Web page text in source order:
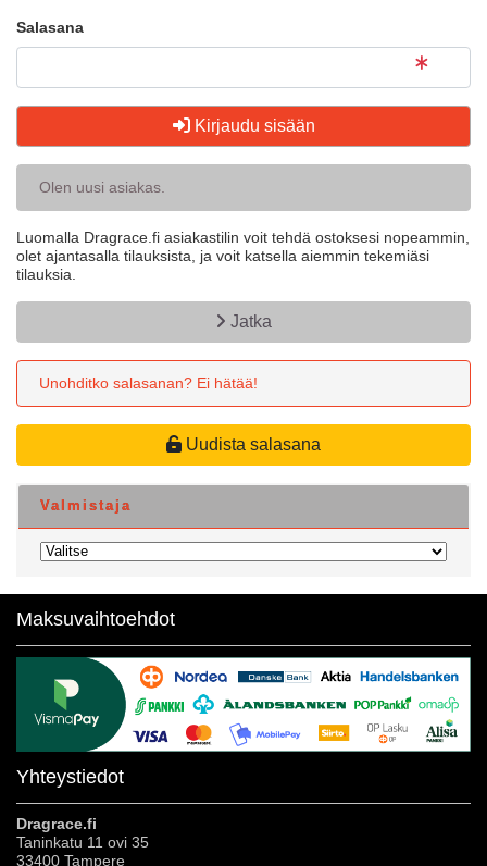
Salasana
Kirjaudu sisään
Olen uusi asiakas.
Luomalla Dragrace.fi asiakastilin voit tehdä ostoksesi nopeammin,
olet ajantasalla tilauksista, ja voit katsella aiemmin tekemiäsi
tilauksia.
Jatka
Unohditko salasanan? Ei hätää!
Uudista salasana
Valmistaja
Maksuvaihtoehdot
Yhteystiedot
Dragrace.fi
Taninkatu 11 ovi 35
33400 Tampere